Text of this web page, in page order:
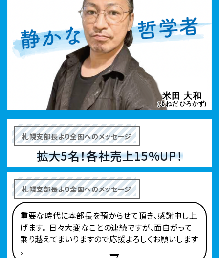
米田 大和
(よねだ ひろかず)
札幌支部長より全国へのメッセージ
拡大5名！各社売上15%UP！
札幌支部長より全国へのメッセージ
重要な時代に本部長を預からせて頂き、感謝申し上
げます。 日々大変なことの連続ですが、面白がって
乗り越えてまいりますので応援よろしくお願いします
。